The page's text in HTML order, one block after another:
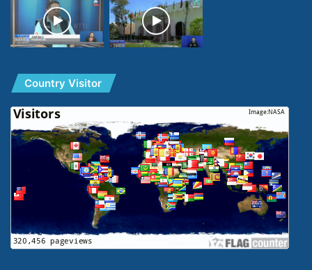
Country Visitor